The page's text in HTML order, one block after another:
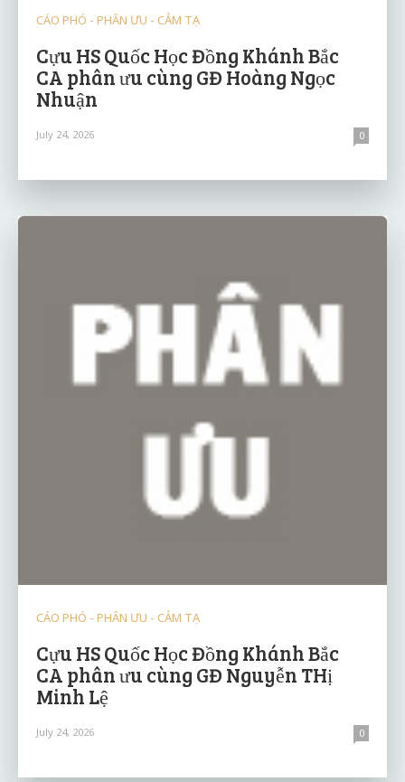
CÁO PHÓ - PHÂN ƯU - CẢM TẠ
Cựu HS Quốc Học Đồng Khánh Bắc
CA phân ưu cùng GĐ Hoàng Ngọc
Nhuận
July 24, 2026 0
CÁO PHÓ - PHÂN ƯU - CẢM TẠ
Cựu HS Quốc Học Đồng Khánh Bắc
CA phân ưu cùng GĐ Nguyễn THị
Minh Lệ
July 24, 2026 0